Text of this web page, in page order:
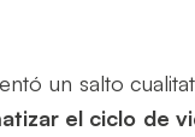
un salto
el ciclo de